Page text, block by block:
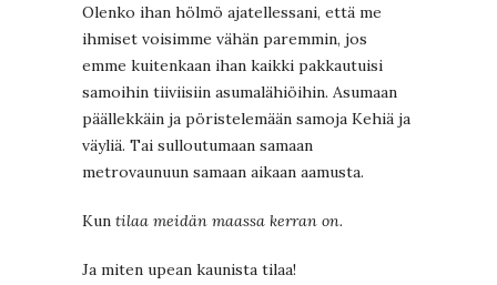
Olenko ihan hölmö ajatellessani, että me
ihmiset voisimme vähän paremmin, jos
emme kuitenkaan ihan kaikki pakkautuisi
samoihin tiiviisiin asumalähiöihin. Asumaan
päällekkäin ja pöristelemään samoja Kehiä ja
väyliä. Tai sulloutumaan samaan
metrovaunuun samaan aikaan aamusta.
Kun tilaa meidän maassa kerran on.
Ja miten upean kaunista tilaa!